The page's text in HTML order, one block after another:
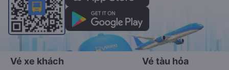
Vé xe khách Vé tàu hỏa